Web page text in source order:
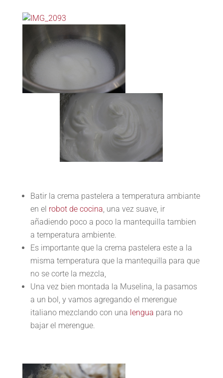
Batir la crema pastelera a temperatura ambiante
en el robot de cocina, una vez suave, ir
añadiendo poco a poco la mantequilla tambien
a temperatura ambiente.
Es importante que la crema pastelera este a la
misma temperatura que la mantequilla para que
no se corte la mezcla,
Una vez bien montada la Muselina, la pasamos
a un bol, y vamos agregando el merengue
italiano mezclando con una lengua para no
bajar el merengue.